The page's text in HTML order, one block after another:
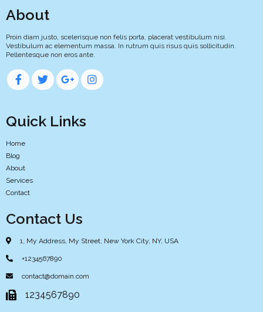
About
Proin diam justo, scelerisque non felis porta, placerat vestibulum nisi.
Vestibulum ac elementum massa. In rutrum quis risus quis sollicitudin.
Pellentesque non eros ante.
Quick Links
Home
Blog
About
Services
Contact
Contact Us
1, My Address, My Street, New York City, NY, USA
+1234567890
contact@domain.com
1234567890